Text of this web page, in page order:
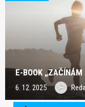
E-BOOK
6. 12. 2025